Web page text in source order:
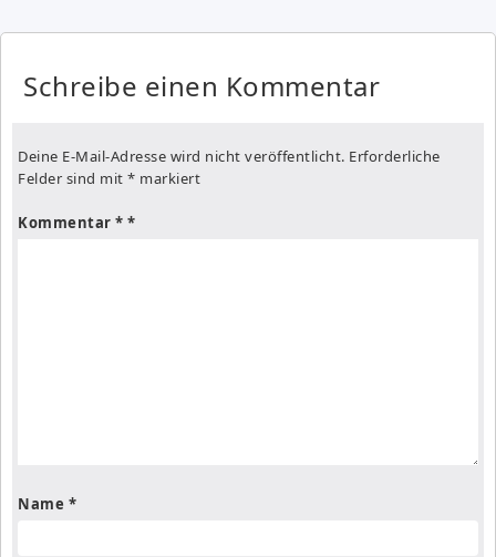
Schreibe einen Kommentar
Deine E-Mail-Adresse wird nicht veröffentlicht. Erforderliche
Felder sind mit * markiert
Kommentar *
Name *